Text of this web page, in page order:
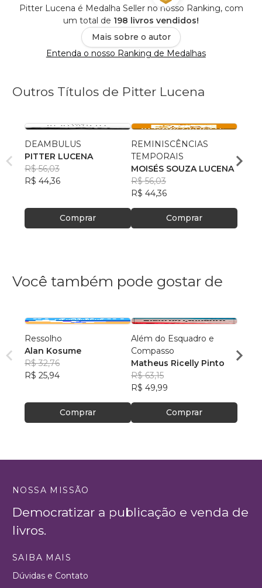
Pitter Lucena é Medalha Seller no nosso Ranking, com
um total de 198 livros vendidos!
Mais sobre o autor
Entenda o nosso Ranking de Medalhas
Outros Títulos de Pitter Lucena
DEAMBULUS
PITTER LUCENA
R$ 56,03
R$ 44,36
Comprar
REMINISCÊNCIAS
TEMPORAIS
MOISÉS SOUZA LUCENA
R$ 56,03
R$ 44,36
Comprar
Você também pode gostar de
Ressolho
Alan Kosume
R$ 32,76
R$ 25,94
Comprar
Além do Esquadro e
Compasso
Matheus Ricelly Pinto
R$ 63,15
R$ 49,99
Comprar
R$
NOSSA MISSÃO
Democratizar a publicação e venda de
livros.
SAIBA MAIS
Dúvidas e Contato